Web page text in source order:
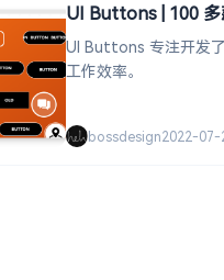
UI Buttons | 100 多
UI Buttons 专注开发
工作效率。
bossdesign2022-07-